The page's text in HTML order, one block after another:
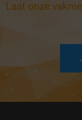
Laat onze